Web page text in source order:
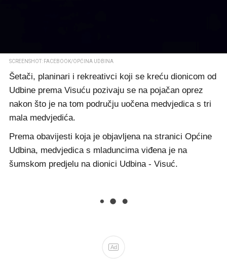
SCREENSHOT: FACEBOOK/OPĆINA UDBINA
Šetači, planinari i rekreativci koji se kreću dionicom od
Udbine prema Visuću pozivaju se na pojačan oprez
nakon što je na tom području uočena medvjedica s tri
mala medvjedića.
Prema obavijesti koja je objavljena na stranici Općine
Udbina, medvjedica s mladuncima viđena je na
šumskom predjelu na dionici Udbina - Visuć.
Ad